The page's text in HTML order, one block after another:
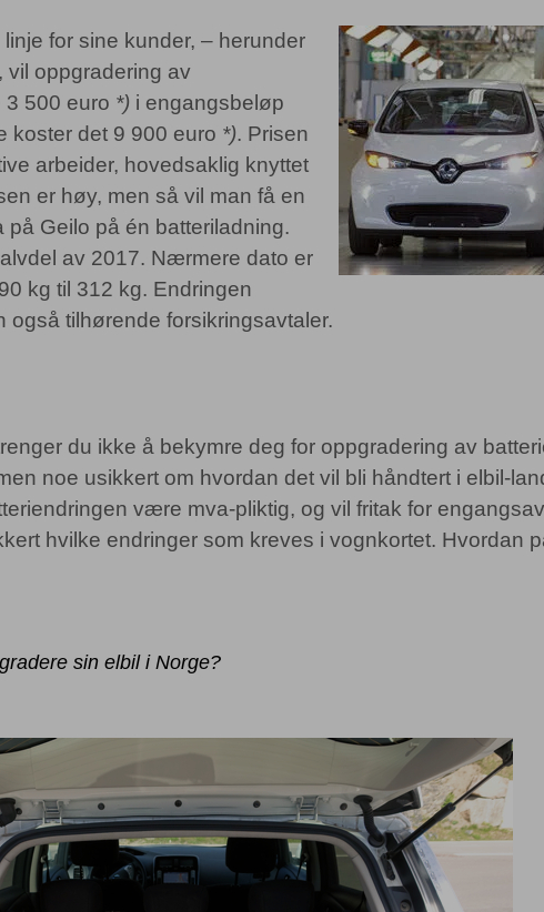
for sine kunder, – herunder
vil oppgradering av
3 500 euro *) i engangsbeløp
koster det 9 900 euro *). Prisen
arbeider, hovedsaklig knyttet
er høy, men så vil man få en
Geilo på én batteriladning.
av 2017. Nærmere dato er
kg til 312 kg. Endringen
også tilhørende forsikringsavtaler.
du ikke å bekymre deg for oppgradering av
noe usikkert om hvordan det vil bli håndtert i elbil-
være mva-pliktig, og vil fritak for
hvilke endringer som kreves i vognkortet. Hvordan
sin elbil i Norge?